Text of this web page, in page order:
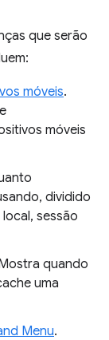
que serão
móveis.
móveis
dividido
sessão
quando
uma
Menu.